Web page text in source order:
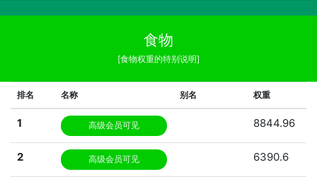
食物
[食物权重的特别说明]
排名 名称 别名 权重
1 高级会员可见 8844.96
2 高级会员可见 6390.6